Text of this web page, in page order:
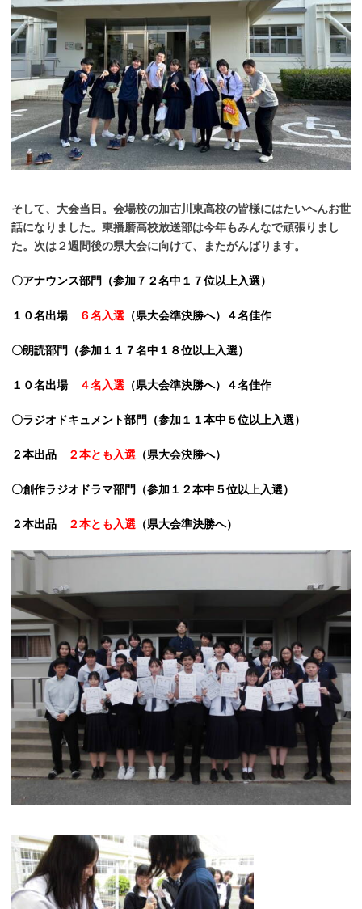
そして、大会当日。会場校の加古川東高校の皆様にはたいへんお世
話になりました。東播磨高校放送部は今年もみんなで頑張りまし
た。次は２週間後の県大会に向けて、またがんばります。
〇アナウンス部門（参加７２名中１７位以上入選）
１０名出場 ６名入選 （県大会準決勝へ）４名佳作
〇朗読部門（参加１１７名中１８位以上入選）
１０名出場 ４名入選 （県大会準決勝へ）４名佳作
〇ラジオドキュメント部門（参加１１本中５位以上入選）
２本出品 ２本とも入選 （県大会決勝へ）
〇創作ラジオドラマ部門（参加１２本中５位以上入選）
２本出品 ２本とも入選 （県大会準決勝へ）